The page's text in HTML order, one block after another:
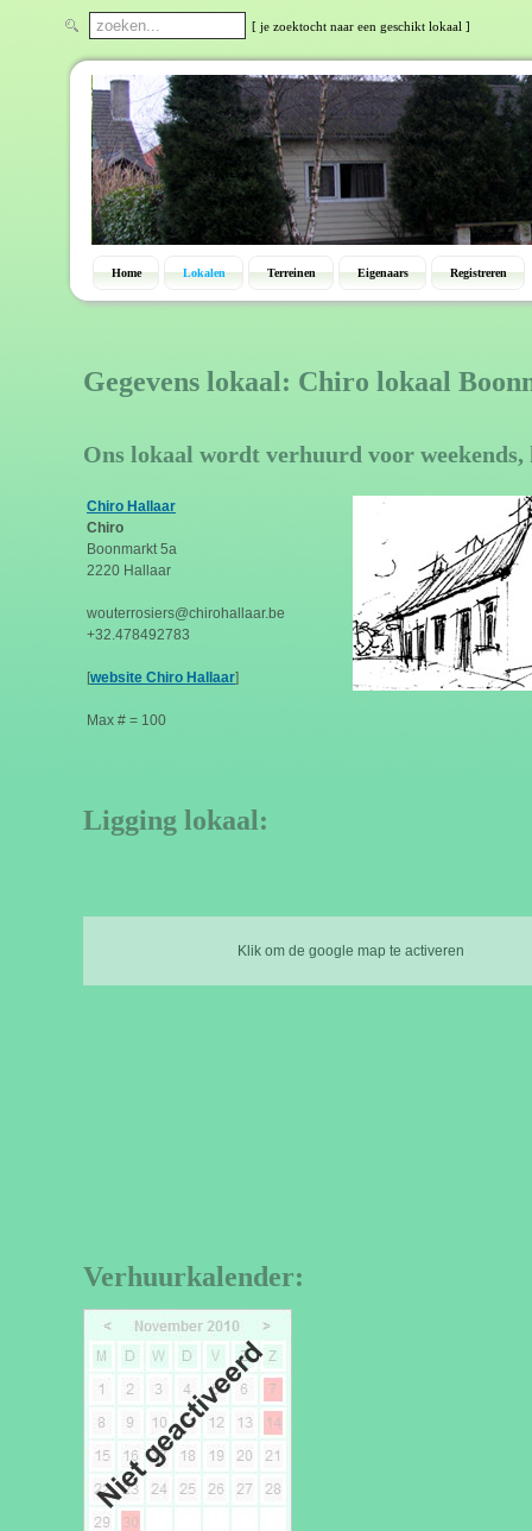
[ je zoektocht naar een geschikt lokaal ]
Home Lokalen Terreinen Eigenaars Registreren
Gegevens lokaal: Chiro lokaal
Ons lokaal wordt verhuurd voor weekends,
Chiro Hallaar
Chiro
Boonmarkt 5a
2220 Hallaar
wouterrosiers@chirohallaar.be
+32.478492783
[website Chiro Hallaar]
Max # = 100
Ligging lokaal:
Klik om de google map te activeren
Verhuurkalender: